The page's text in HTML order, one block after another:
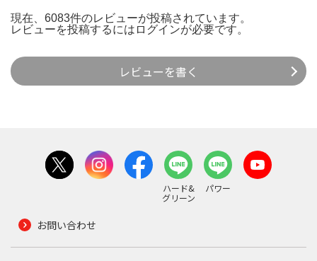
現在、6083件のレビューが投稿されています。
レビューを投稿するには ログインが必要です。
レビューを書く
ハード&
グリーン
パワー
お問い合わせ